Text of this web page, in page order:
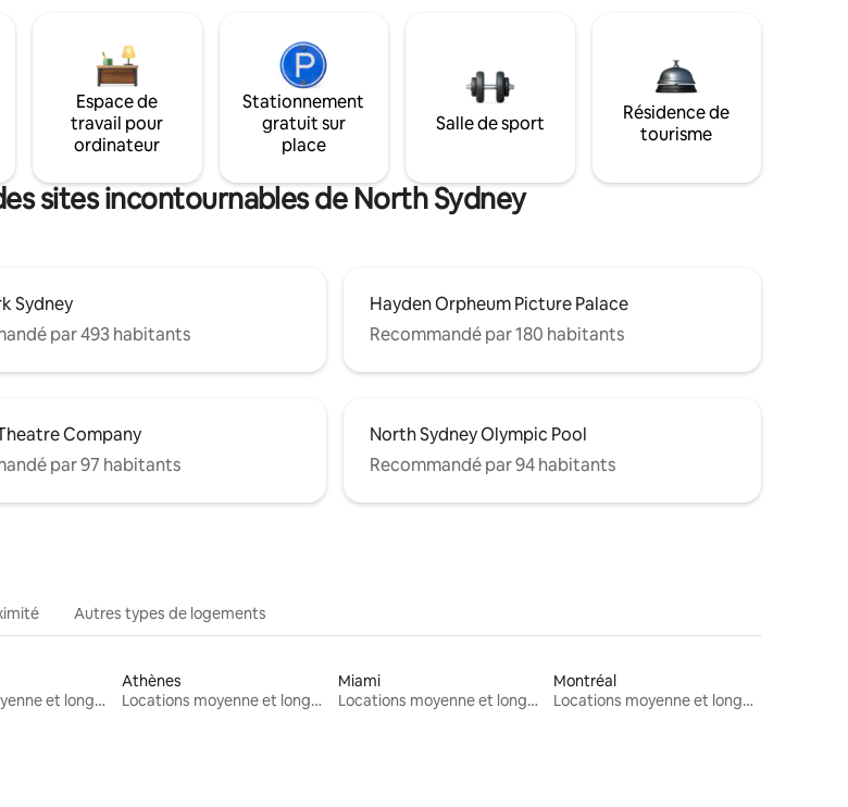
Espace de
travail pour
ordinateur
Stationnement
gratuit sur
place
Salle de sport
Résidence de
tourisme
sites incontournables de North Sydney
Sydney
par 493 habitants
Hayden Orpheum Picture Palace
Recommandé par 180 habitants
Company
par 97 habitants
North Sydney Olympic Pool
Recommandé par 94 habitants
Autres types de logements
Locations moyenne et longue durée
Athènes
Locations moyenne et longue durée
Miami
Locations moyenne et longue durée
Montréal
Locations moyenne et longue durée